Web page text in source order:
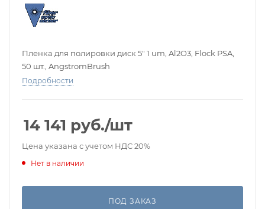
Пленка для полировки диск 5" 1 um, Al2O3, Flock PSA,
50 шт., AngstromBrush
Подробности
14 141 руб./шт
Цена указана с учетом НДС 20%
Нет в наличии
ПОД ЗАКАЗ